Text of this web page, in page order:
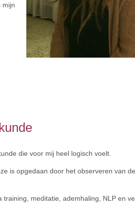
mijn
die voor mij heel logisch voelt.
is opgedaan door het observeren van
meditatie, ademhaling, NLP en